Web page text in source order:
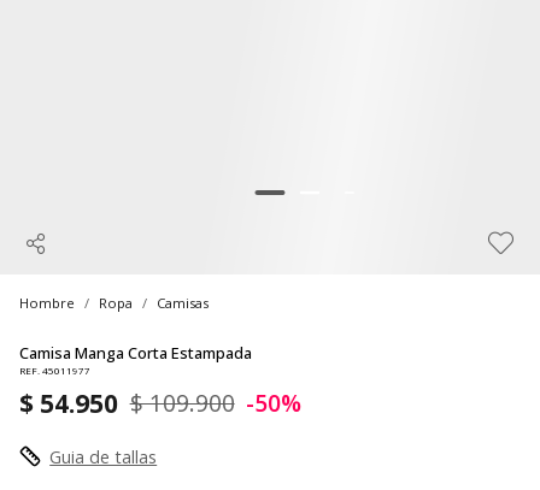
Hombre Ropa Camisas
Camisa Manga Corta Estampada
REF. 45011977
$ 54.950 $ 109.900 -50%
Guia de tallas